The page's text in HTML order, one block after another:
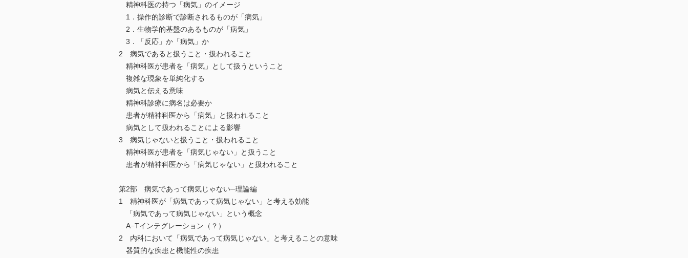
精神科医の持つ「病気」のイメージ
1．操作的診断で診断されるものが「病気」
2．生物学的基盤のあるものが「病気」
3．「反応」か「病気」か
2 病気であると扱うこと・扱われること
精神科医が患者を「病気」として扱うということ
複雑な現象を単純化する
病気と伝える意味
精神科診療に病名は必要か
患者が精神科医から「病気」と扱われること
病気として扱われることによる影響
3 病気じゃないと扱うこと・扱われること
精神科医が患者を「病気じゃない」と扱うこと
患者が精神科医から「病気じゃない」と扱われること
第2部 病気であって病気じゃない─理論編
1 精神科医が「病気であって病気じゃない」と考える効能
「病気であって病気じゃない」という概念
A−Tインテグレーション（？）
2 内科において「病気であって病気じゃない」と考えることの意味
器質的な疾患と機能性の疾患